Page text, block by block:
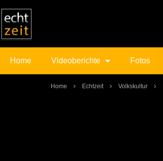
Home Videoberichte Fotos
Home Echtzeit Volkskultur